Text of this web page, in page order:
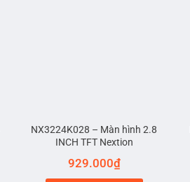
NX3224K028 – Màn hình 2.8
INCH TFT Nextion
929.000₫